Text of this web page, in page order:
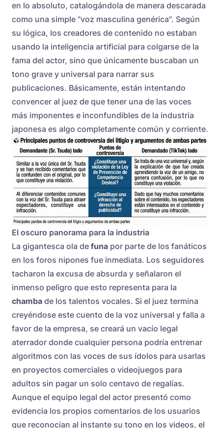
en lo absoluto, catalogándola de manera descarada
como una simple "voz masculina genérica". Según
su lógica, los creadores de contenido no estaban
usando la inteligencia artificial para colgarse de la
fama del actor, sino que únicamente buscaban un
tono grave y universal para narrar sus
publicaciones. Básicamente, están intentando
convencer al juez de que tener una de las voces
más imponentes e inconfundibles de la industria
japonesa es algo completamente común y corriente.
El oscuro panorama para la industria
La gigantesca ola de funa por parte de los fanáticos
en los foros nipones fue inmediata. Los seguidores
tacharon la excusa de absurda y señalaron el
inmenso peligro que esto representa para la
chamba de los talentos vocales. Si el juez termina
creyéndose este cuento de la voz universal y falla a
favor de la empresa, se creará un vacío legal
aterrador donde cualquier persona podría entrenar
algoritmos con las voces de sus ídolos para usarlas
en proyectos comerciales o videojuegos para
adultos sin pagar un solo centavo de regalías.
Aunque el equipo legal del actor presentó como
evidencia los propios comentarios de los usuarios
que reconocían al instante su tono en los videos, el